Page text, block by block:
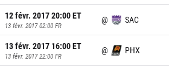
12 févr. 2017 20:00ET
13 févr. 2017 02:00 FR
@ SAC
13 févr. 2017 16:00ET
13 févr. 2017 22:00 FR
@ PHX